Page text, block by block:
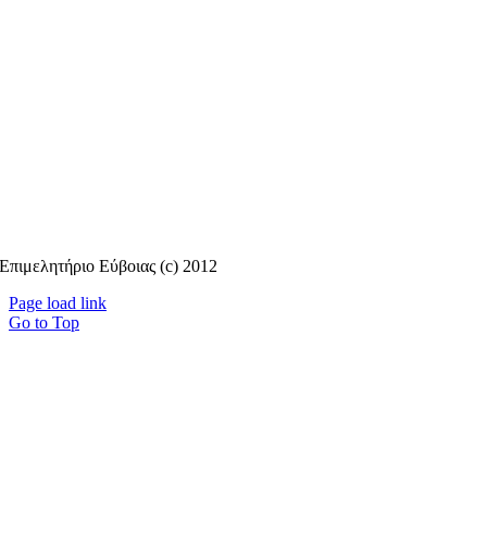
Επιμελητήριο Εύβοιας (c) 2012
Page load link
Go to Top